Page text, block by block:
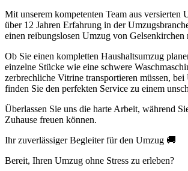
Mit unserem kompetenten Team aus versierten
über 12 Jahren Erfahrung in der
einen reibungslosen Umzug von Gelsenkirchen
Ob Sie einen kompletten Haushaltsumzug
einzelne Stücke wie eine schwere
zerbrechliche Vitrine transportieren müssen,
finden Sie den perfekten Service zu einem
Überlassen Sie uns die harte Arbeit, während
Zuhause freuen können.
Ihr zuverlässiger Begleiter für den Umzug 🚚
Bereit, Ihren Umzug ohne Stress zu erleben?